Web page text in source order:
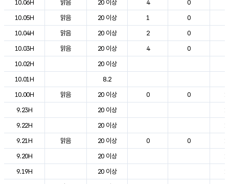
10.06H
맑음 20 이상 4 0
10.05H
맑음 20 이상 1 0
10.04H
맑음 20 이상 2 0
10.03H
맑음 20 이상 4 0
10.02H
20 이상
10.01H
8.2
10.00H
맑음 20 이상 0 0
9.23H
20 이상
9.22H
20 이상
9.21H
맑음 20 이상 0 0
9.20H
20 이상
9.19H
20 이상